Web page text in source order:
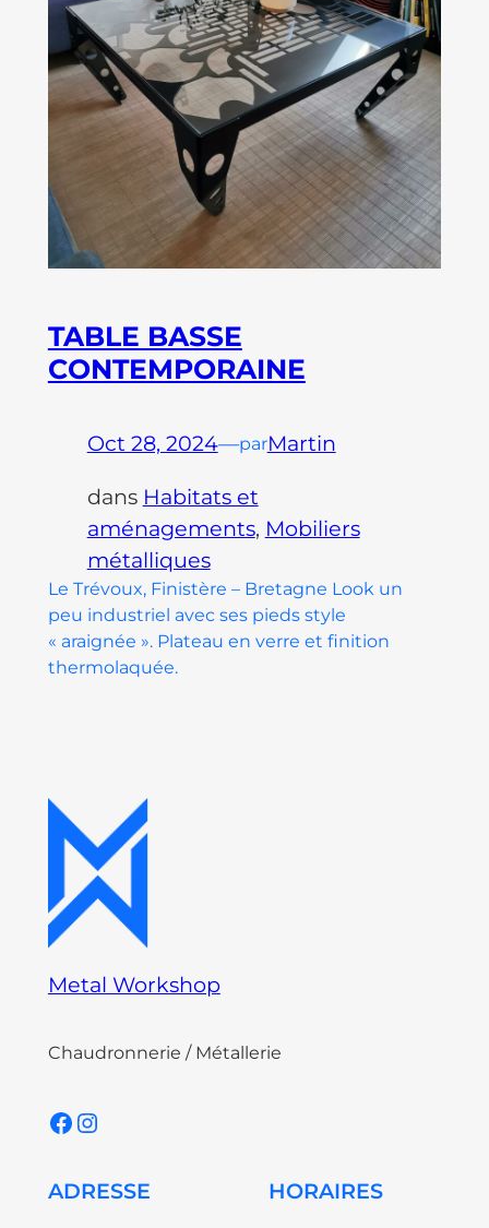
TABLE BASSE
CONTEMPORAINE
Oct 28, 2024—parMartin
dans Habitats et
aménagements, Mobiliers
métalliques
Le Trévoux, Finistère – Bretagne Look un
peu industriel avec ses pieds style
« araignée ». Plateau en verre et finition
thermolaquée.
Metal Workshop
Chaudronnerie / Métallerie
Facebook Instagram
ADRESSE HORAIRES